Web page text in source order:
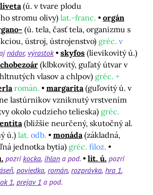
(ú. v tvare plodu
stromu olivy)lat.-franc.
orgán
(ú. tela, časť tela, organizmu s
ústroj, ústrojenstvo) gréc. v
nádor výrastok skyfos (lievikovitý ú.)
(klbkovitý, guľatý útvar v
vlasov a chlpov) gréc. +
román. margarita (guľovitý ú. v
lastúrnikov vzniknutý vrstvením
okolo cudzieho telieska) gréc.
entita (bližšie neurčený, skutočný al.
ú.) lat. odb. monáda (základná,
jednotka bytia) gréc. filoz.
pozri kocka ihlan a pod. lit. ú. pozri
poviedka román rozprávka hra 1
1 prejav 1 a pod.